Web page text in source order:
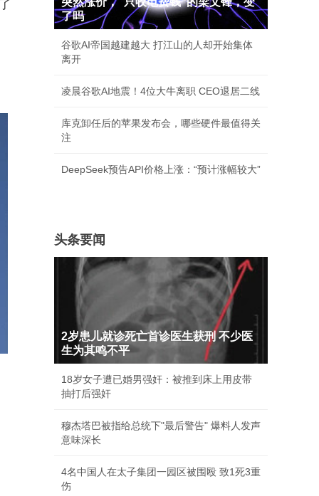
了吗
谷歌AI帝国越建越大 打江山的人却开始集体
离开
凌晨谷歌AI地震！4位大牛离职 CEO退居二线
库克卸任后的苹果发布会，哪些硬件最值得关
注
DeepSeek预告API价格上涨：“预计涨幅较大”
头条要闻
2岁患儿就诊死亡首诊医生获刑 不少医
生为其鸣不平
18岁女子遭已婚男强奸：被推到床上用皮带
抽打后强奸
穆杰塔巴被指给总统下"最后警告" 爆料人发声
意味深长
4名中国人在太子集团一园区被围殴 致1死3重
伤